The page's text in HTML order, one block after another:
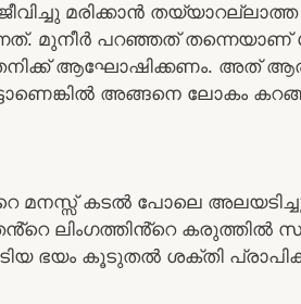
മരിക്കാൻ
മുനീർ പറഞ്ഞത്
തനിക്ക് ആഘോഷിക്കണം. അത്
അങ്ങനെ ലോകം
മനസ്സ് കടൽ പോലെ
ലിംഗത്തിൻ്റെ കരുത്തിൽ
ഭയം കൂടുതൽ ശക്തി